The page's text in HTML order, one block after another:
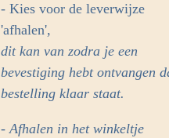
- Kies voor de leverwijze
'afhalen',
dit kan van zodra je een
bevestiging hebt ontvangen
bestelling klaar staat.
- Afhalen in het winkeltje